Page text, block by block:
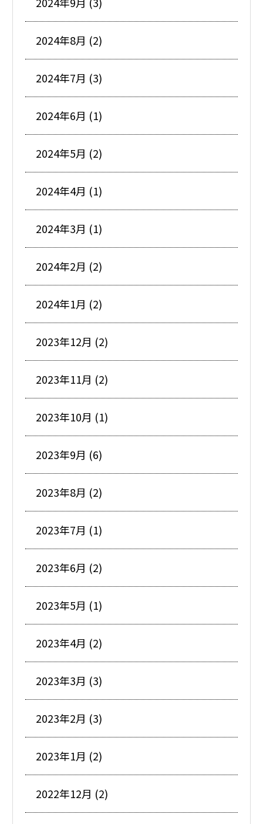
2024年8月 (2)
2024年7月 (3)
2024年6月 (1)
2024年5月 (2)
2024年4月 (1)
2024年3月 (1)
2024年2月 (2)
2024年1月 (2)
2023年12月 (2)
2023年11月 (2)
2023年10月 (1)
2023年9月 (6)
2023年8月 (2)
2023年7月 (1)
2023年6月 (2)
2023年5月 (1)
2023年4月 (2)
2023年3月 (3)
2023年2月 (3)
2023年1月 (2)
2022年12月 (2)